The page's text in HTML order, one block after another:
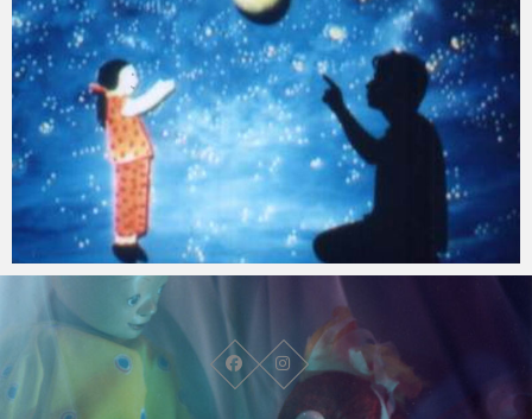
Lua Cheia